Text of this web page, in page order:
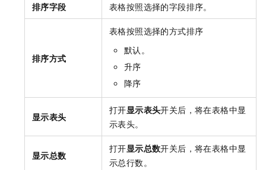
排序字段 表格按照选择的字段排序。
排序方式
表格按照选择的方式排序
默认。
升序
降序
显示表头
打开显示表头开关后，将在表格中显
示表头。
显示总数
打开显示总数开关后，将在表格中显
示总行数。